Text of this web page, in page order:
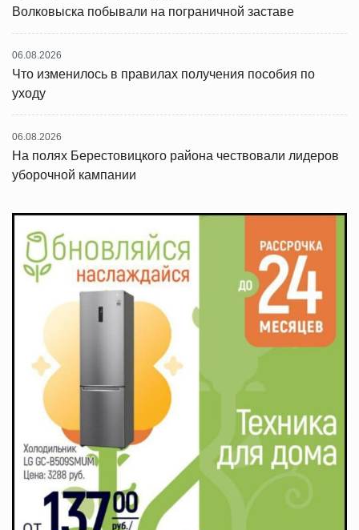
Волковыска побывали на пограничной заставе
06.08.2026
Что изменилось в правилах получения пособия по
уходу
06.08.2026
На полях Берестовицкого района чествовали лидеров
уборочной кампании